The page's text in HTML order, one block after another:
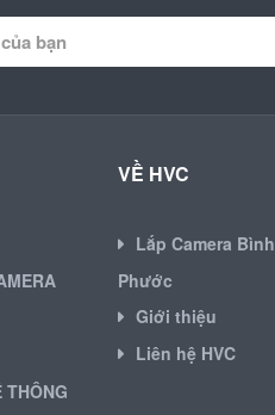
THÔNG
VỀ HVC
Lắp Camera Bình
Phước
Giới thiệu
Liên hệ HVC